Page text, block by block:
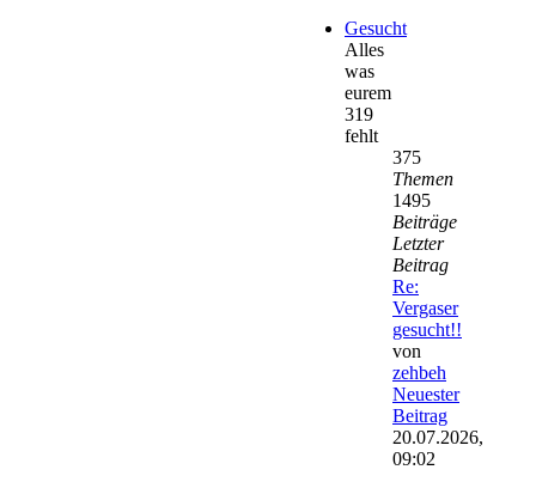
Gesucht
Alles
was
eurem
319
fehlt
375
Themen
1495
Beiträge
Letzter
Beitrag
Re:
Vergaser
gesucht!!
von
zehbeh
Neuester
Beitrag
20.07.2026,
09:02